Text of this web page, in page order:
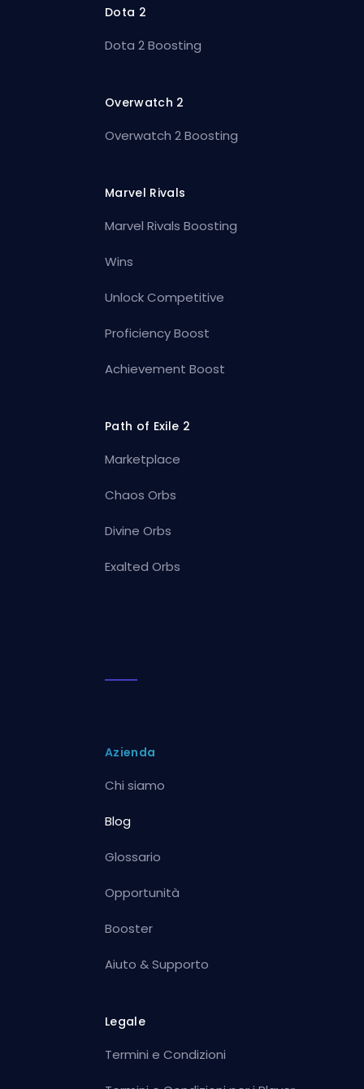
Dota 2
Dota 2 Boosting
Overwatch 2
Overwatch 2 Boosting
Marvel Rivals
Marvel Rivals Boosting
Wins
Unlock Competitive
Proficiency Boost
Achievement Boost
Path of Exile 2
Marketplace
Chaos Orbs
Divine Orbs
Exalted Orbs
Azienda
Chi siamo
Blog
Glossario
Opportunità
Booster
Aiuto & Supporto
Legale
Termini e Condizioni